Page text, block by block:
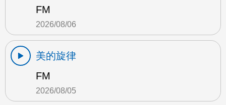
FM
2026/08/06
美的旋律
FM
2026/08/05